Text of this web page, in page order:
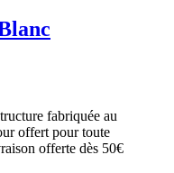
fabriquée au
offert pour toute
offerte dès 50€